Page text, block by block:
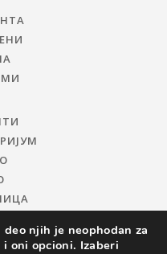
njih je neophodan za
oni opcioni. Izaberi